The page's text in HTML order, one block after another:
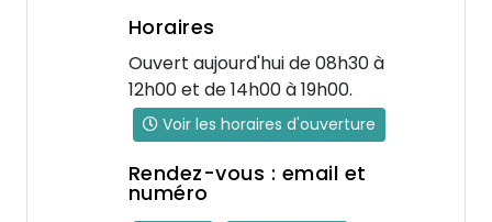
Horaires
Ouvert aujourd'hui de 08h30 à
12h00 et de 14h00 à 19h00.
Voir les horaires d'ouverture
Rendez-vous : email et
numéro